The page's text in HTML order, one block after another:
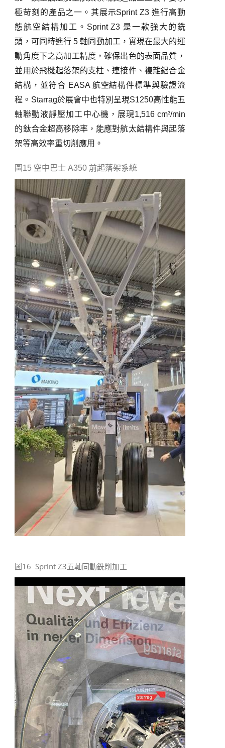
極苛刻的產品之一。其展示Sprint Z3進行高動
態航空結構加工。 Sprint Z3 是一款強大的銑
頭，可同時進行 5軸同動加工，實現在最大的運
動角度下之高加工精度，確保出色的表面品質，
並用於飛機起落架的支柱、連接件、複雜鋁合金
結構，並符合 EASA 航空結構件標準與驗證流
程。 Starrag於展會中也特別呈現S1250高性能五
軸聯動液靜壓加工中心機，展現1,516 cm³/min
的鈦合金超高移除率，能應對航太結構件與起落
架等高效率重切削應用。
圖15 空中巴士 A350 前起落架系統
圖16 Sprint Z3五軸同動銑削加工